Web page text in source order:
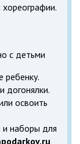
ребенку.
догонялки.
освоить
и наборы для